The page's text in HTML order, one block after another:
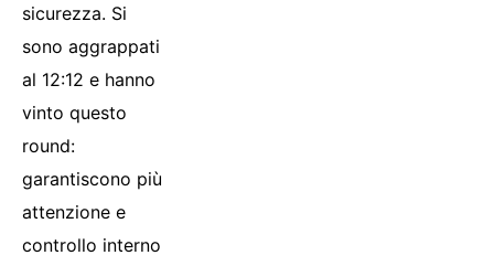
sicurezza. Si
sono aggrappati
al 12:12 e hanno
vinto questo
round:
garantiscono più
attenzione e
controllo interno